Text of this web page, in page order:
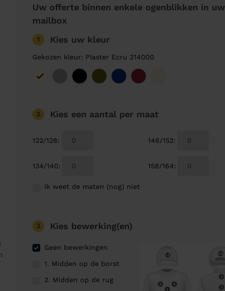
Uw offerte binnen enkele ogenblikken in uw
mailbox
1 Kies uw kleur
Gekozen kleur: Plaster Ecru 214000
2 Kies een aantal per maat
122/128:
134/140:
146/152:
158/164:
Ik weet de maten (nog) niet
3 Kies bewerking(en)
Geen bewerkingen
1. Midden op de borst
2. Midden op de rug